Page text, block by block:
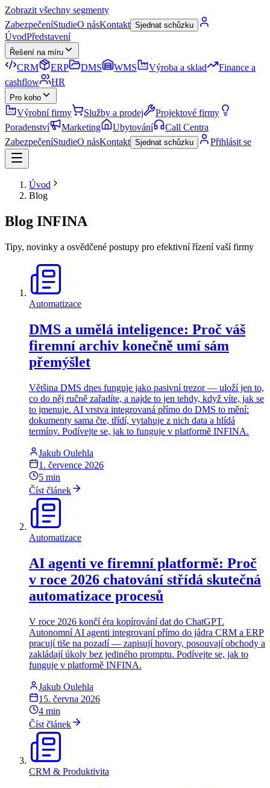
Zobrazit všechny segmenty
ZabezpečeníStudieO násKontakt Sjednat schůzku
ÚvodPředstavení
Řešení na míru
CRM ERP DMS WMS Výroba a sklad
Finance a
cashflow
HR
Pro koho
Výrobní firmy Služby a prodej
Projektové firmy
Poradenství
Marketing Ubytování
Call Centra
ZabezpečeníStudieO násKontakt Sjednat schůzku Přihlásit se
Úvod
Blog
Blog INFINA
Tipy, novinky a osvědčené postupy pro efektivní řízení vaší firmy
Automatizace
DMS a umělá inteligence: Proč váš
firemní archiv konečně umí sám
přemýšlet
Většina DMS dnes funguje jako pasivní trezor — uloží jen to,
co do něj ručně zařadíte, a najde to jen tehdy, když víte, jak se
to jmenuje. AI vrstva integrovaná přímo do DMS to mění:
dokumenty sama čte, třídí, vytahuje z nich data a hlídá
termíny. Podívejte se, jak to funguje v platformě INFINA.
Jakub Oulehla
1. července 2026
5 min
Číst článek
Automatizace
AI agenti ve firemní platformě: Proč
v roce 2026 chatování střídá skutečná
automatizace procesů
V roce 2026 končí éra kopírování dat do ChatGPT.
Autonomní AI agenti integrovaní přímo do jádra CRM a ERP
pracují tiše na pozadí — zapisují hovory, posouvají obchody a
zakládají úkoly bez jediného promptu. Podívejte se, jak to
funguje v platformě INFINA.
Jakub Oulehla
15. června 2026
4 min
Číst článek
CRM & Produktivita